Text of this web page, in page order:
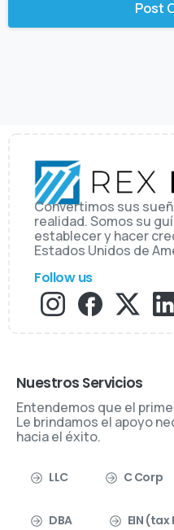
Convertimos sus
realidad. Somos su
establecer y hacer
Estados Unidos de
Follow us
Nuestros Servicios
Entendemos que el
Le brindamos el apoyo
hacia el éxito.
LLC C Corp
DBA EIN (tax